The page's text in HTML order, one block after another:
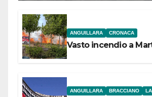
ANGUILLARA CRONACA
Vasto incendio a
ANGUILLARA BRACCIANO